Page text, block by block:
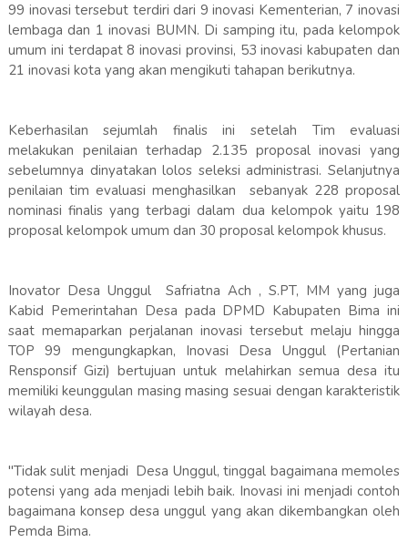
99 inovasi tersebut terdiri dari 9 inovasi Kementerian, 7 inovasi
lembaga dan 1 inovasi BUMN. Di samping itu, pada kelompok
umum ini terdapat 8 inovasi provinsi, 53 inovasi kabupaten dan
21 inovasi kota yang akan mengikuti tahapan berikutnya.
Keberhasilan sejumlah finalis ini setelah Tim evaluasi
melakukan penilaian terhadap 2.135 proposal inovasi yang
sebelumnya dinyatakan lolos seleksi administrasi. Selanjutnya
penilaian tim evaluasi menghasilkan sebanyak 228 proposal
nominasi finalis yang terbagi dalam dua kelompok yaitu 198
proposal kelompok umum dan 30 proposal kelompok khusus.
Inovator Desa Unggul Safriatna Ach , S.PT, MM yang juga
Kabid Pemerintahan Desa pada DPMD Kabupaten Bima ini
saat memaparkan perjalanan inovasi tersebut melaju hingga
TOP 99 mengungkapkan, Inovasi Desa Unggul (Pertanian
Rensponsif Gizi) bertujuan untuk melahirkan semua desa itu
memiliki keunggulan masing masing sesuai dengan karakteristik
wilayah desa.
"Tidak sulit menjadi Desa Unggul, tinggal bagaimana memoles
potensi yang ada menjadi lebih baik. Inovasi ini menjadi contoh
bagaimana konsep desa unggul yang akan dikembangkan oleh
Pemda Bima.